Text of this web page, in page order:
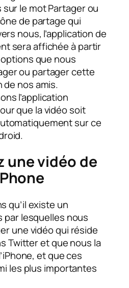
le mot Partager ou
de partage qui
nous, l’application de
sera affichée à partir
que nous
ou partager cette
de nos amis.
l’application
que la vidéo soit
sur ce
une vidéo de
qu’il existe un
par lesquelles nous
une vidéo qui réside
Twitter et que nous la
et que ces
les plus importantes